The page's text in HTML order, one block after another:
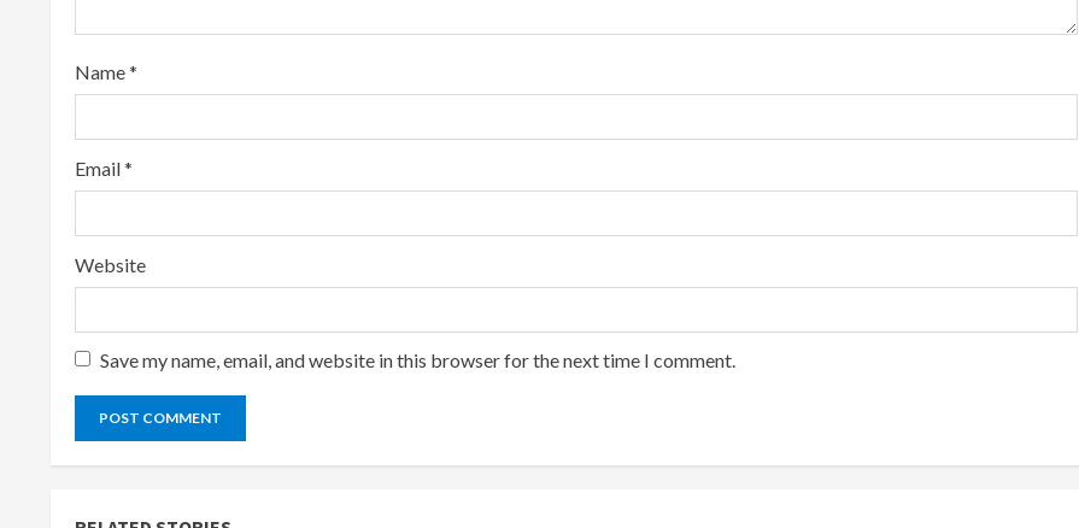
n
g
Name*
Email*
Website
Save my name, email, and website in this browser for the next time I comment.